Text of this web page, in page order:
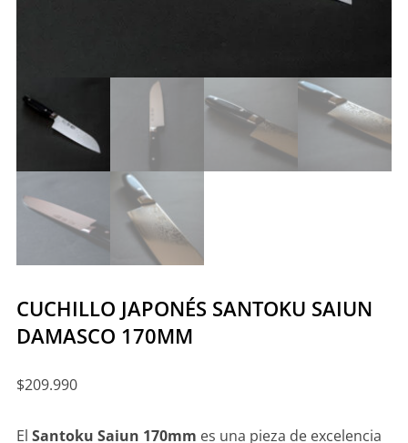
CUCHILLO JAPONÉS SANTOKU SAIUN
DAMASCO 170MM
$209.990
El Santoku Saiun 170mm es una pieza de excelencia